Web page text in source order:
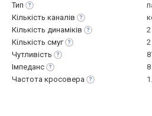
Тип
Кількість каналів
Кількість динаміків
2
Кількість смуг
2
Чутливість
Імпеданс
Частота кросовера